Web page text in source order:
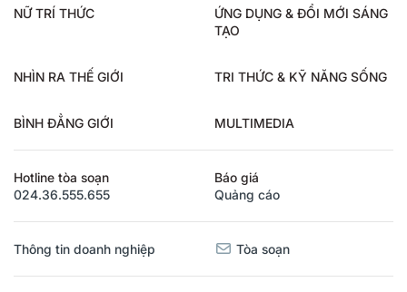
NỮ TRÍ THỨC
ỨNG DỤNG & ĐỔI MỚI SÁNG
TẠO
NHÌN RA THẾ GIỚI TRI THỨC & KỸ NĂNG SỐNG
BÌNH ĐẲNG GIỚI MULTIMEDIA
Hotline tòa soạn
024.36.555.655
Báo giá
Quảng cáo
Thông tin doanh nghiệp Tòa soạn